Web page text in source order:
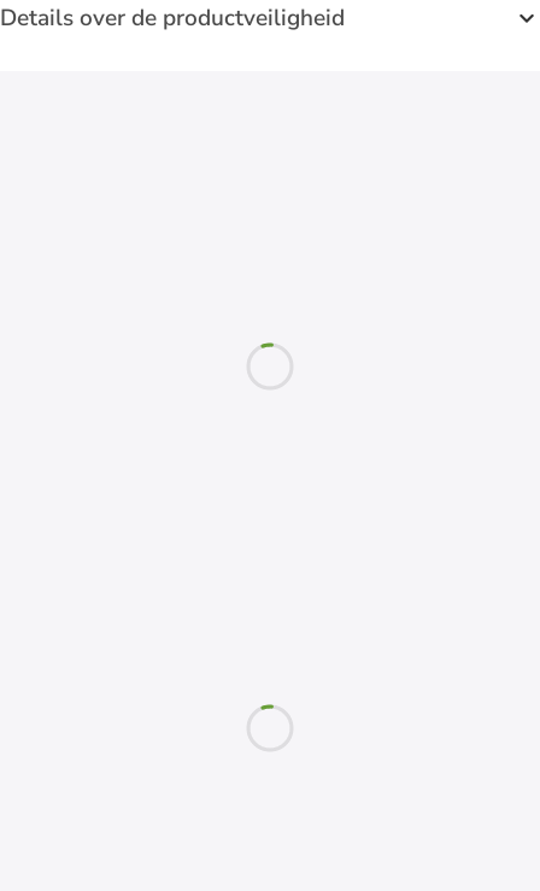
Details over de productveiligheid